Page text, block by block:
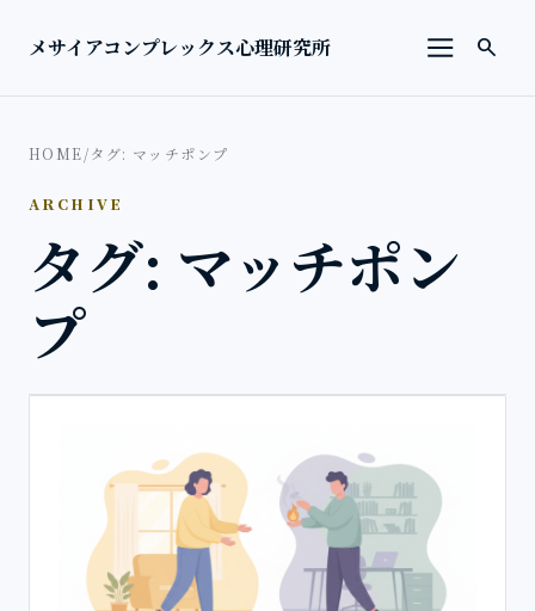
メサイアコンプレックス心理研究所
メニュー
検索を
search
HOME/タグ: マッチポンプ
ARCHIVE
タグ: マッチポン
プ